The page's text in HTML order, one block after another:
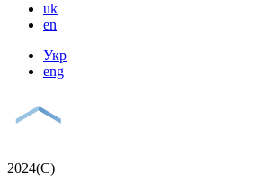
uk
en
Укр
eng
2024(С)